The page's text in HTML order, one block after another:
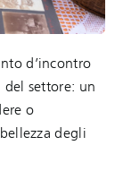
d’incontro
del settore: un
o
degli